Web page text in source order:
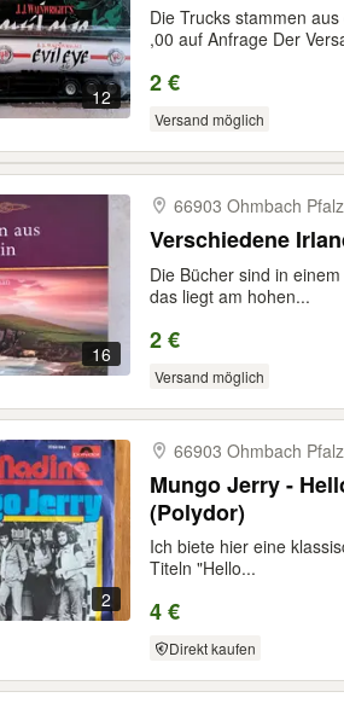
12
Die Trucks stammen
,00 auf Anfrage Der
2 €
Versand möglich
16
66903 Ohmbach Pfalz
Die Bücher sind in
das liegt am hohen...
2 €
Versand möglich
2
66903 Ohmbach Pfalz
Mungo Jerry -
(Polydor)
Ich biete hier eine
Titeln "Hello...
4 €
Direkt kaufen